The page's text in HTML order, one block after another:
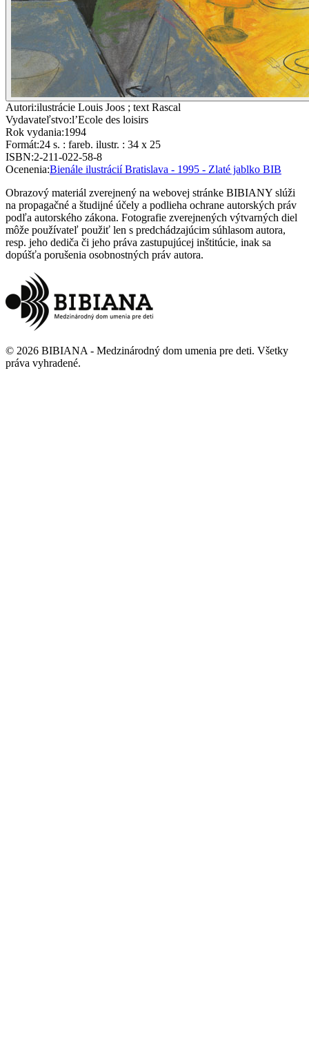
Autori:ilustrácie Louis Joos ; text Rascal
Vydavateľstvo:l’Ecole des loisirs
Rok vydania:1994
Formát:24 s. : fareb. ilustr. : 34 x 25
ISBN:2-211-022-58-8
Ocenenia:Bienále ilustrácií Bratislava - 1995 - Zlaté jablko BIB
Obrazový materiál zverejnený na webovej stránke BIBIANY slúži
na propagačné a študijné účely a podlieha ochrane autorských práv
podľa autorského zákona. Fotografie zverejnených výtvarných diel
môže používateľ použiť len s predchádzajúcim súhlasom autora,
resp. jeho dediča či jeho práva zastupujúcej inštitúcie, inak sa
dopúšťa porušenia osobnostných práv autora.
© 2026 BIBIANA - Medzinárodný dom umenia pre deti. Všetky
práva vyhradené.